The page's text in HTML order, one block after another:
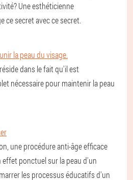
Une esthéticienne
ce secret avec ce secret.
la peau du visage.
dans le fait qu'il est
nécessaire pour maintenir la peau
une procédure anti-âge efficace
ponctuel sur la peau d'un
les processus éducatifs d'un